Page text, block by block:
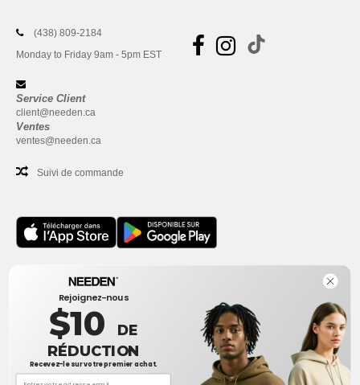
(438) 809-2184
Monday to Friday 9am - 5pm EST
Service Client
client@needen.ca
Ventes
ventes@needen.ca
Suivi de commande
Bureau
One Dundas Street West Suite 2500
Toronto, Ontario, M5G 1Z3
Ceci n'est PAS l'adresse de retour. Pour les retours, voir ici
Bureau
Rejoignez-nous
$10 DE
RÉDUCTION
Recevez-le sur votre premier achat.